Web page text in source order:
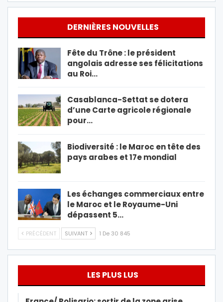
DERNIÈRES NOUVELLES
Fête du Trône : le président
angolais adresse ses félicitations
au Roi…
Casablanca-Settat se dotera
d’une Carte agricole régionale
pour…
Biodiversité : le Maroc en tête des
pays arabes et 17e mondial
Les échanges commerciaux entre
le Maroc et le Royaume-Uni
dépassent 5…
PRÉCÉDENT SUIVANT 1 De 30 845
LES PLUS LUS